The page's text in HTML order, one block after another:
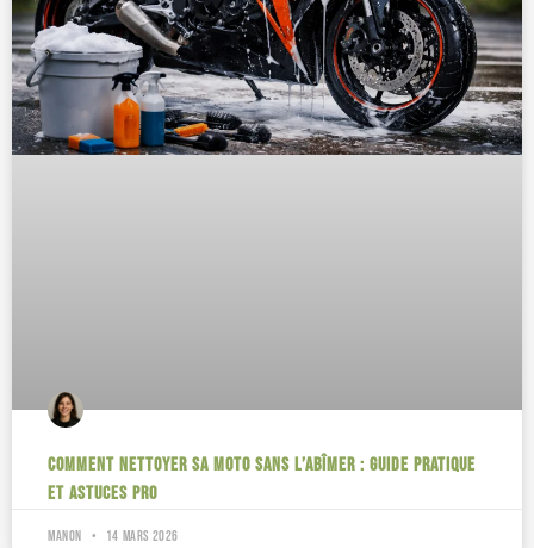
Comment nettoyer sa moto sans l’abîmer : guide pratique
et astuces pro
Manon 14 mars 2026